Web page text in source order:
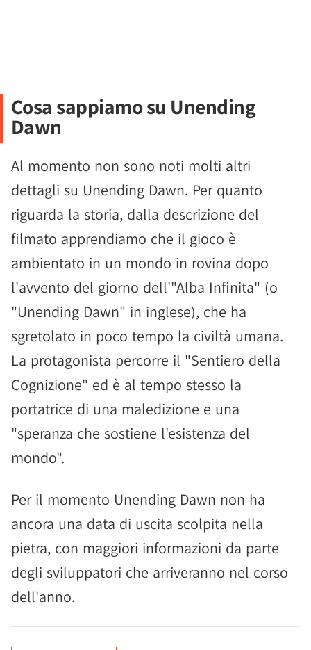
Cosa sappiamo su Unending
Dawn
Al momento non sono noti molti altri
dettagli su Unending Dawn. Per quanto
riguarda la storia, dalla descrizione del
filmato apprendiamo che il gioco è
ambientato in un mondo in rovina dopo
l'avvento del giorno dell'"Alba Infinita" (o
"Unending Dawn" in inglese), che ha
sgretolato in poco tempo la civiltà umana.
La protagonista percorre il "Sentiero della
Cognizione" ed è al tempo stesso la
portatrice di una maledizione e una
"speranza che sostiene l'esistenza del
mondo".
Per il momento Unending Dawn non ha
ancora una data di uscita scolpita nella
pietra, con maggiori informazioni da parte
degli sviluppatori che arriveranno nel corso
dell'anno.